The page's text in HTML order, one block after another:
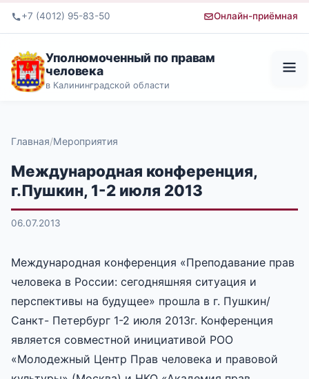
+7 (4012) 95-83-50 Онлайн-приёмная
Уполномоченный по правам
человека
в Калининградской области
Главная Мероприятия
Международная конференция,
г.Пушкин, 1-2 июля 2013
06.07.2013
Международная конференция «Преподавание прав
человека в России: сегодняшняя ситуация и
перспективы на будущее» прошла в г. Пушкин/
Санкт- Петербург 1-2 июля 2013г. Конференция
является совместной инициативой РОО
«Молодежный Центр Прав человека и правовой